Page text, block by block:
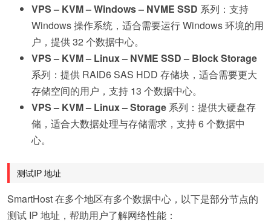
VPS – KVM – Windows – NVME SSD 系列：支持
Windows 操作系统，适合需要运行 Windows 环境的用
户，提供 32 个数据中心。
VPS – KVM – Linux – NVME SSD – Block Storage
系列：提供 RAID6 SAS HDD 存储块，适合需要更大
存储空间的用户，支持 13 个数据中心。
VPS – KVM – Linux – Storage 系列：提供大硬盘存
储，适合大数据处理与存储需求，支持 6 个数据中
心。
测试IP 地址
SmartHost 在多个地区有多个数据中心，以下是部分节点的
测试 IP 地址，帮助用户了解网络性能：